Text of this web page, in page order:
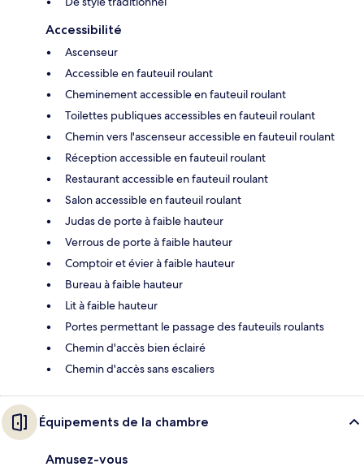
Accessibilité
Ascenseur
Accessible en fauteuil roulant
Cheminement accessible en fauteuil roulant
Toilettes publiques accessibles en fauteuil roulant
Chemin vers l'ascenseur accessible en fauteuil roulant
Réception accessible en fauteuil roulant
Restaurant accessible en fauteuil roulant
Salon accessible en fauteuil roulant
Judas de porte à faible hauteur
Verrous de porte à faible hauteur
Comptoir et évier à faible hauteur
Bureau à faible hauteur
Lit à faible hauteur
Portes permettant le passage des fauteuils roulants
Chemin d'accès bien éclairé
Chemin d'accès sans escaliers
Équipements de la chambre
Amusez-vous